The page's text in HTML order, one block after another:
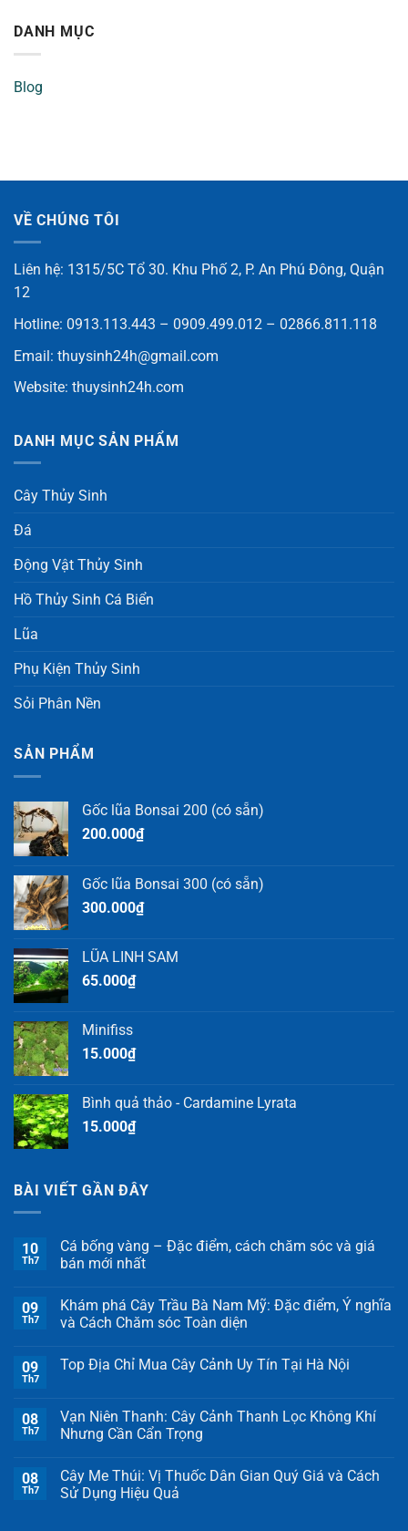
DANH MỤC
Blog
VỀ CHÚNG TÔI
Liên hệ: 1315/5C Tổ 30. Khu Phố 2, P. An Phú Đông, Quận
12
Hotline: 0913.113.443 – 0909.499.012 – 02866.811.118
Email: thuysinh24h@gmail.com
Website: thuysinh24h.com
DANH MỤC SẢN PHẨM
Cây Thủy Sinh
Đá
Động Vật Thủy Sinh
Hồ Thủy Sinh Cá Biển
Lũa
Phụ Kiện Thủy Sinh
Sỏi Phân Nền
SẢN PHẨM
Gốc lũa Bonsai 200 (có sẵn)
200.000₫
Gốc lũa Bonsai 300 (có sẵn)
300.000₫
LŨA LINH SAM
65.000₫
Minifiss
15.000₫
Bình quả thảo - Cardamine Lyrata
15.000₫
BÀI VIẾT GẦN ĐÂY
10
Th7
Cá bống vàng – Đặc điểm, cách chăm sóc và giá
bán mới nhất
09
Th7
Khám phá Cây Trầu Bà Nam Mỹ: Đặc điểm, Ý nghĩa
và Cách Chăm sóc Toàn diện
09
Th7
Top Địa Chỉ Mua Cây Cảnh Uy Tín Tại Hà Nội
08
Th7
Vạn Niên Thanh: Cây Cảnh Thanh Lọc Không Khí
Nhưng Cần Cẩn Trọng
08
Th7
Cây Me Thúi: Vị Thuốc Dân Gian Quý Giá và Cách
Sử Dụng Hiệu Quả